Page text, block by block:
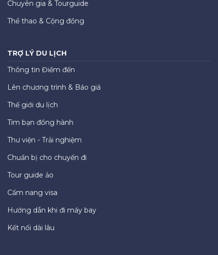
Chuyên gia & Tourguide
Thể thao & Cộng đồng
TRỢ LÝ DU LỊCH
Thông tin Điểm đến
Lên chương trình & Báo giá
Thế giới du lịch
Tìm bạn đồng hành
Thư viện - Trải nghiệm
Chuẩn bị cho chuyến đi
Tour guide ảo
Cẩm nang visa
Hướng dẫn khi đi máy bay
Kết nối dài lâu